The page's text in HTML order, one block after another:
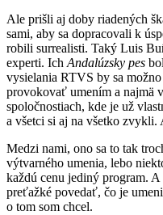
Ale prišli aj doby riadených
sami, aby sa dopracovali k
robili surrealisti. Taký Luis
experti. Ich Andalúzsky pes
vysielania RTVS by sa
provokovať umením a najmä
spoločnostiach, kde je už
a všetci si aj na všetko zvykli.
Medzi nami, ono sa to tak
výtvarného umenia, lebo
každú cenu jediný program.
preťažké povedať, čo je
o tom som chcel.